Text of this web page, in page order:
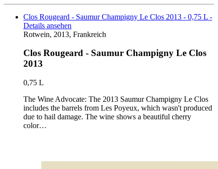
Clos Rougeard - Saumur Champigny Le Clos 2013 - 0,75 L -
Details ansehen
Rotwein, 2013, Frankreich
Clos Rougeard - Saumur Champigny Le Clos
2013
0,75 L
The Wine Advocate: The 2013 Saumur Champigny Le Clos
includes the barrels from Les Poyeux, which wasn't produced
due to hail damage. The wine shows a beautiful cherry
color…